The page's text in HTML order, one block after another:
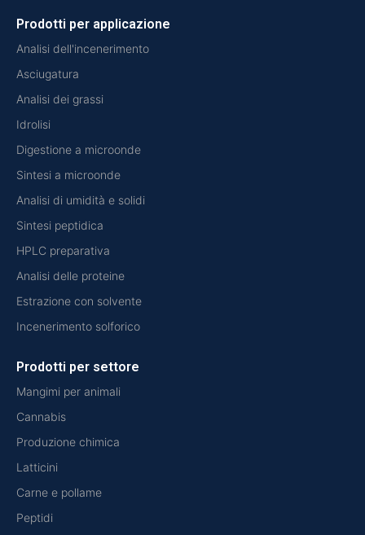
Prodotti per applicazione
Analisi dell'incenerimento
Asciugatura
Analisi dei grassi
Idrolisi
Digestione a microonde
Sintesi a microonde
Analisi di umidità e solidi
Sintesi peptidica
HPLC preparativa
Analisi delle proteine
Estrazione con solvente
Incenerimento solforico
Prodotti per settore
Mangimi per animali
Cannabis
Produzione chimica
Latticini
Carne e pollame
Peptidi